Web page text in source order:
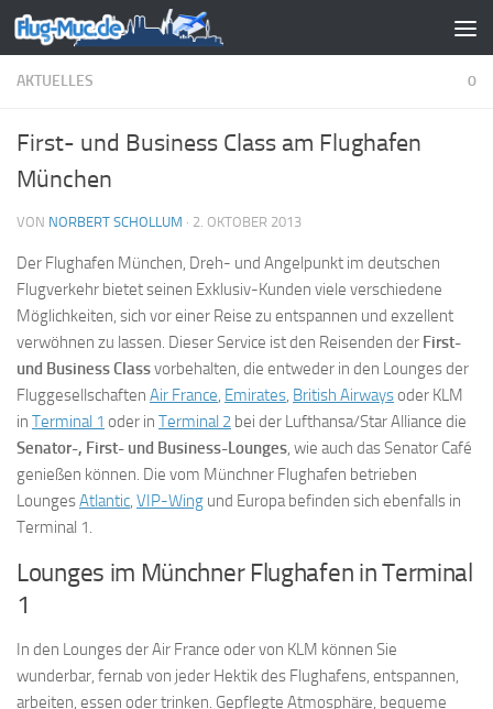
Zum Inhalt springen
AKTUELLES 0
First- und Business Class am Flughafen
München
VON NORBERT SCHOLLUM · 2. OKTOBER 2013
Der Flughafen München, Dreh- und Angelpunkt im deutschen
Flugverkehr bietet seinen Exklusiv-Kunden viele verschiedene
Möglichkeiten, sich vor einer Reise zu entspannen und exzellent
verwöhnen zu lassen. Dieser Service ist den Reisenden der First-
und Business Classvorbehalten, die entweder in den Lounges der
Fluggesellschaften Air France, Emirates, British Airwaysoder KLM
in Terminal 1 oder in Terminal 2 bei der Lufthansa/Star Alliance die
Senator-, First- und Business-Lounges, wie auch das Senator Café
genießen können. Die vom Münchner Flughafen betrieben
LoungesAtlantic, VIP-Wing und Europa befinden sich ebenfalls in
Terminal 1.
Lounges im Münchner Flughafen in Terminal
1
In den Lounges der Air France oder von KLM können Sie
wunderbar, fernab von jeder Hektik des Flughafens, entspannen,
arbeiten, essen oder trinken. Gepflegte Atmosphäre, bequeme